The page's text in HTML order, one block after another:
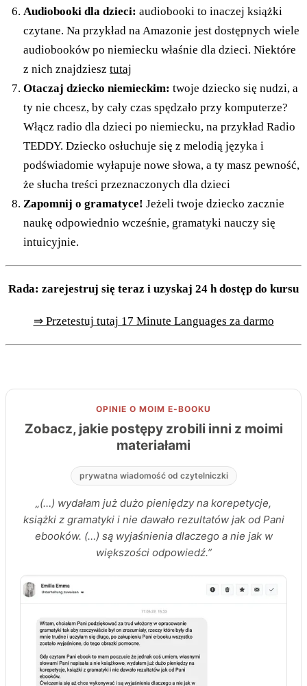
Audiobooki dla dzieci: audiobooki to inaczej książki
czytane. Na przykład na Amazonie jest dostępnych wiele
audiobooków po niemiecku właśnie dla dzieci. Niektóre
z nich znajdziesz tutaj
Otaczaj dziecko niemieckim: twoje dziecko się nudzi, a
ty nie chcesz, by cały czas spędzało przy komputerze?
Włącz radio dla dzieci po niemiecku, na przykład Radio
TEDDY. Dziecko osłuchuje się z melodią języka i
podświadomie wyłapuje nowe słowa, a ty masz pewność,
że słucha treści przeznaczonych dla dzieci
Zapomnij o gramatyce! Jeżeli twoje dziecko zacznie
naukę odpowiednio wcześnie, gramatyki nauczy się
intuicyjnie.
Rada: zarejestruj się teraz i uzyskaj 24 h dostęp do kursu
⇒ Przetestuj tutaj 17 Minute Languages za darmo